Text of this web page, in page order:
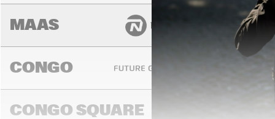
MAAS
CONGO
CONGO SQUARE